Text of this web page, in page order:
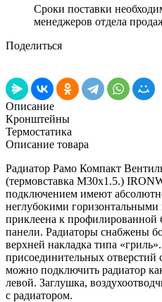
Сроки поставки
менеджеров отдела
Поделиться
Описание
Кронштейны
Термостатика
Описание товара
Радиатор Рамо Компакт
(термовставка М30х1.5.)
подключением имеют
неглубокими горизонтальными
приклеена к профилированной
панели. Радиаторы снабжены
верхней накладка типа
присоединительных отверстий
можно подключить радиатор
левой. Заглушка,
с радиатором.